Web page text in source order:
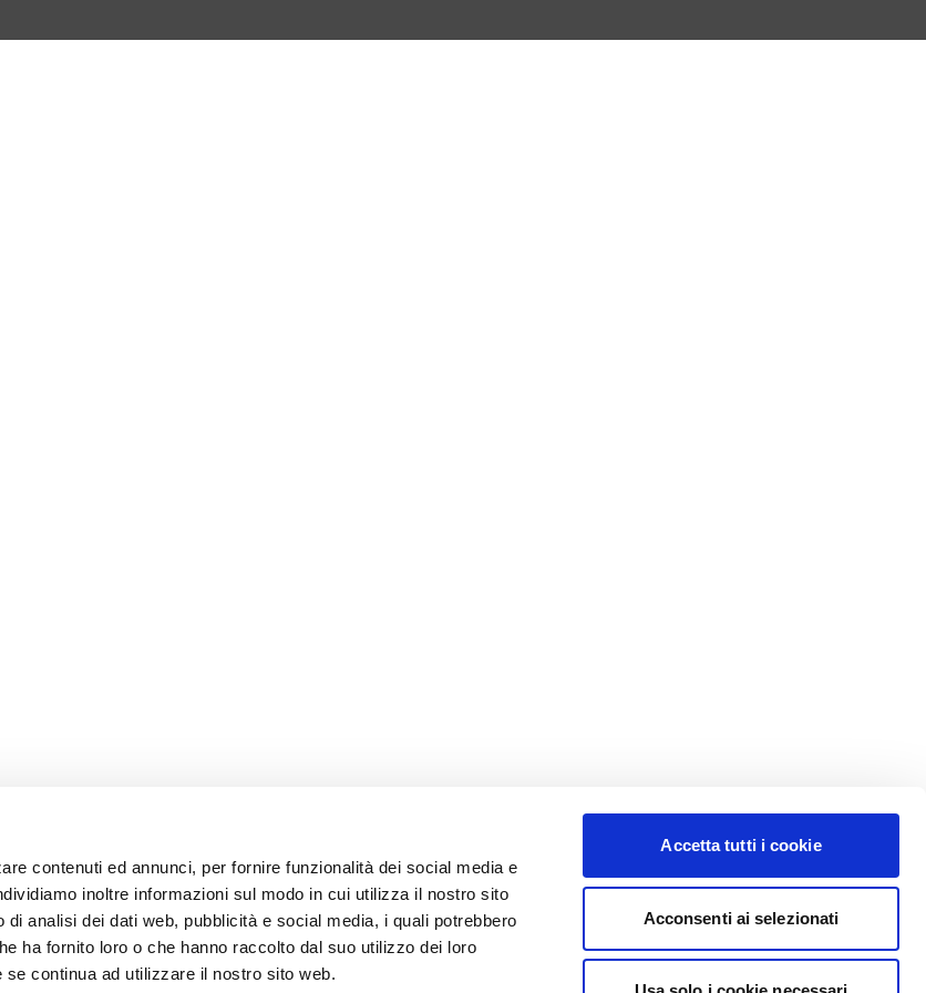
contenuti ed annunci, per fornire funzionalità dei social media e
inoltre informazioni sul modo in cui utilizza il nostro sito
analisi dei dati web, pubblicità e social media, i quali potrebbero
ha fornito loro o che hanno raccolto dal suo utilizzo dei loro
continua ad utilizzare il nostro sito web.
Accetta tutti i cookie
Acconsenti ai selezionati